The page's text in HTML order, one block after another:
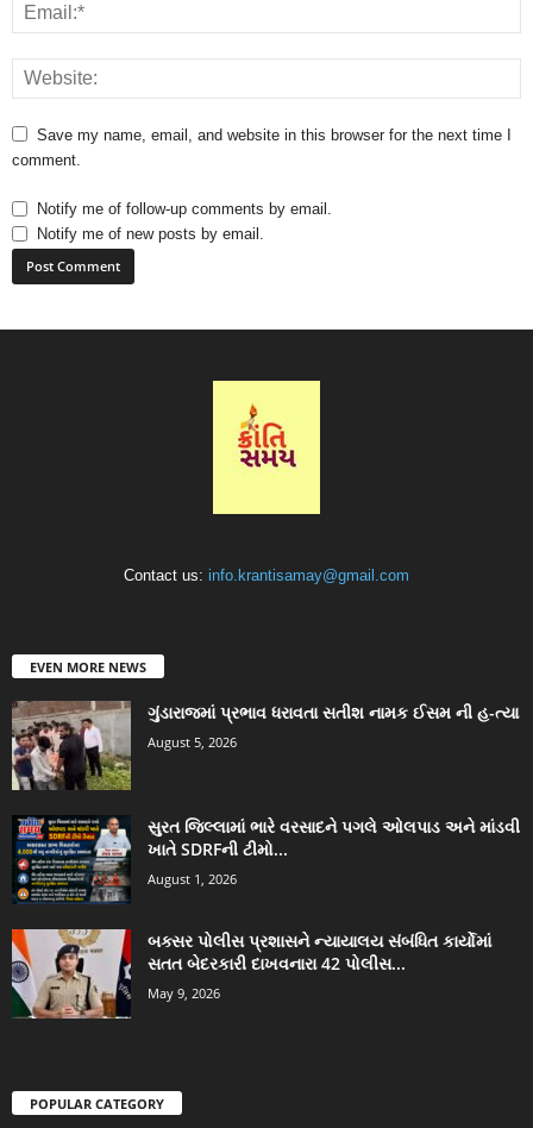
Save my name, email, and website in this browser for the next time I
comment.
Notify me of follow-up comments by email.
Notify me of new posts by email.
Contact us: info.krantisamay@gmail.com
EVEN MORE NEWS
ગુંડારાજમાં પ્રભાવ ધરાવતા સતીશ નામક ઈસમ ની હ-ત્યા
August 5, 2026
સુરત જિલ્લામાં ભારે વરસાદને પગલે ઓલપાડ અને માંડવી
ખાતે SDRFની ટીમો...
August 1, 2026
બક્સર પોલીસ પ્રશાસને ન્યાયાલય સંબંધિત કાર્યોમાં
સતત બેદરકારી દાખવનારા 42 પોલીસ...
May 9, 2026
POPULAR CATEGORY